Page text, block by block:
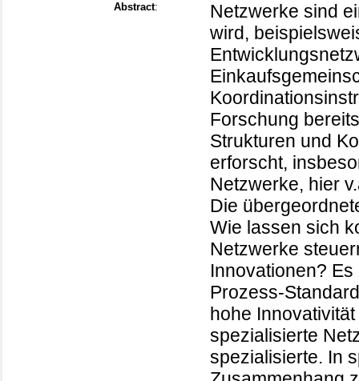
Abstract:
Netzwerke sind
wird,
Forschung
Strukturen und
erforscht,
Netzwerke, hier
Die
Wie lassen sich
Netzwerke
Innovationen?
Prozess-
hohe
spezialisierte
spezialisierte. In